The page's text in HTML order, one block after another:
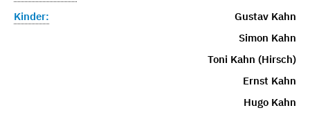
Kinder:
Gustav Kahn
Simon Kahn
Toni Kahn (Hirsch)
Ernst Kahn
Hugo Kahn